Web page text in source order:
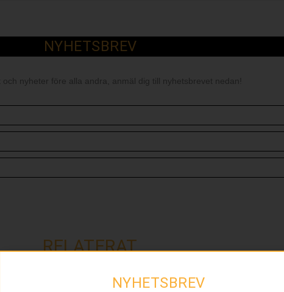
NYHETSBREV
och nyheter före alla andra, anmäl dig till nyhetsbrevet nedan!
RELATERAT
NYHETSBREV